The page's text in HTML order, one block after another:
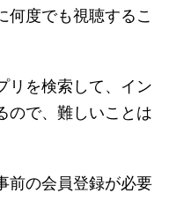
何度でも視聴するこ
リを検索して、イン
ので、難しいことは
前の会員登録が必要